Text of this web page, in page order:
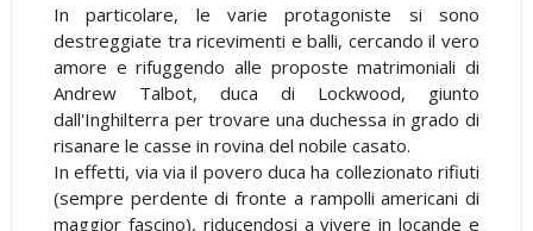
In particolare, le varie protagoniste si sono
destreggiate tra ricevimenti e balli, cercando il vero
amore e rifuggendo alle proposte matrimoniali di
Andrew Talbot, duca di Lockwood, giunto
dall'Inghilterra per trovare una duchessa in grado di
risanare le casse in rovina del nobile casato.
In effetti, via via il povero duca ha collezionato rifiuti
(sempre perdente di fronte a rampolli americani di
maggior fascino), riducendosi a vivere in locande e